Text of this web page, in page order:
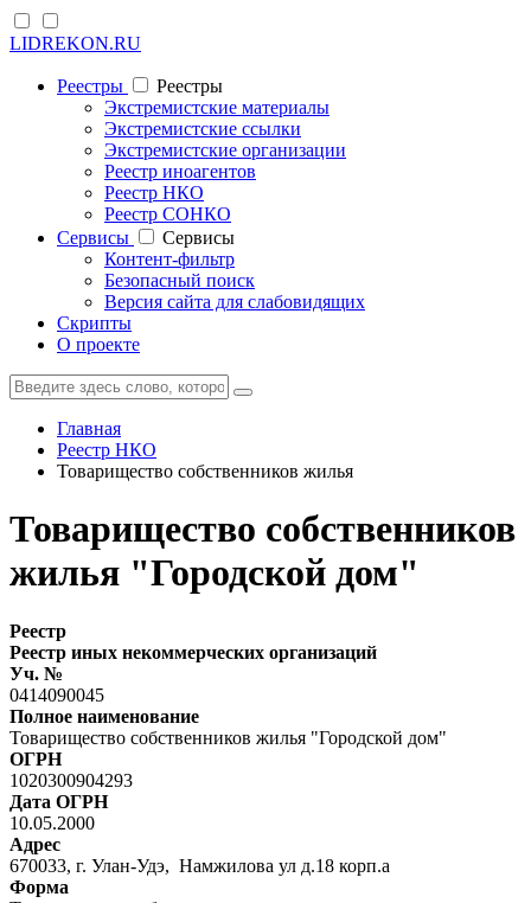
LIDREKON.RU
Реестры
Реестры
Экстремистские материалы
Экстремистские ссылки
Экстремистские организации
Реестр иноагентов
Реестр НКО
Реестр СОНКО
Cервисы
Cервисы
Контент-фильтр
Безопасный поиск
Версия сайта для слабовидящих
Скрипты
О проекте
Главная
Реестр НКО
Товарищество собственников жилья
Товарищество собственников
жилья "Городской дом"
Реестр
Реестр иных некоммерческих организаций
Уч. №
0414090045
Полное наименование
Товарищество собственников жилья "Городской дом"
ОГРН
1020300904293
Дата ОГРН
10.05.2000
Адрес
670033, г. Улан-Удэ, Намжилова ул д.18 корп.а
Форма